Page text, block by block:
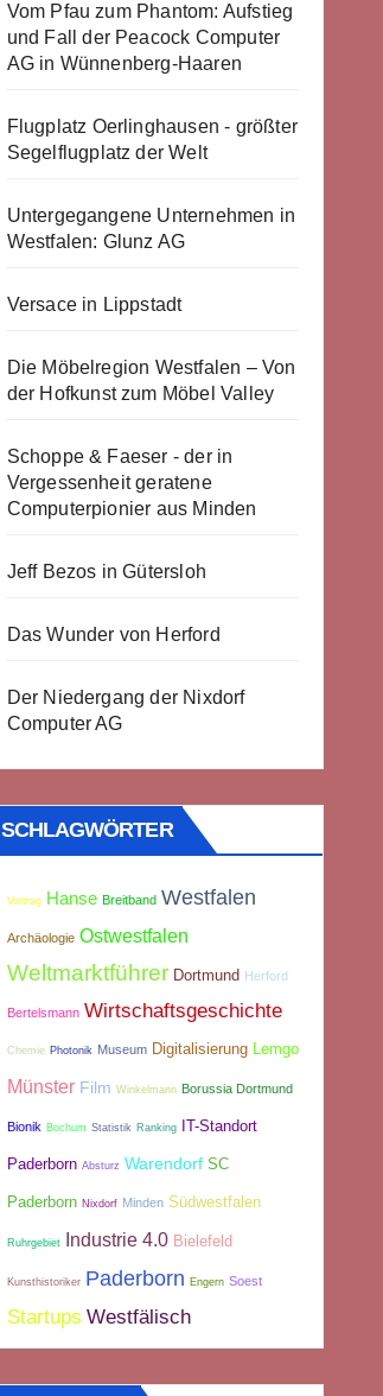
Vom Pfau zum Phantom: Aufstieg
und Fall der Peacock Computer
AG in Wünnenberg-Haaren
Flugplatz Oerlinghausen - größter
Segelflugplatz der Welt
Untergegangene Unternehmen in
Westfalen: Glunz AG
Versace in Lippstadt
Die Möbelregion Westfalen – Von
der Hofkunst zum Möbel Valley
Schoppe & Faeser - der in
Vergessenheit geratene
Computerpionier aus Minden
Jeff Bezos in Gütersloh
Das Wunder von Herford
Der Niedergang der Nixdorf
Computer AG
SCHLAGWÖRTER
Vortrag Hanse Breitband Westfalen
Archäologie Ostwestfalen
Weltmarktführer Dortmund Herford
Bertelsmann Wirtschaftsgeschichte
Chemie Photonik Museum Digitalisierung Lemgo
Münster Film Winkelmann Borussia Dortmund
Bionik Bochum Statistik Ranking IT-Standort
Paderborn Absturz Warendorf SC
Paderborn Nixdorf Minden Südwestfalen
Ruhrgebiet Industrie 4.0 Bielefeld
Kunsthistoriker Paderborn Engern Soest
Startups Westfälisch